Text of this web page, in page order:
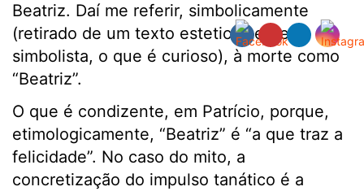
Beatriz. Daí me referir, simbolicamente
(retirado de um texto esteticamente
simbolista, o que é curioso), à morte como
“Beatriz”.
O que é condizente, em Patrício, porque,
etimologicamente, “Beatriz” é “a que traz a
felicidade”. No caso do mito, a
concretização do impulso tanático é a